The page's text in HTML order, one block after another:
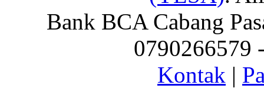
Bank BCA Cabang
0790266579
Kontak |